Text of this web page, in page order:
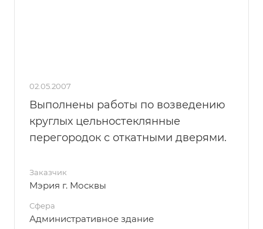
02.05.2007
Выполнены работы по возведению
круглых цельностеклянные
перегородок с откатными дверями.
Заказчик
Мэрия г. Москвы
Сфера
Административное здание